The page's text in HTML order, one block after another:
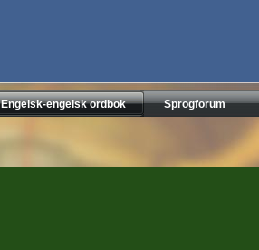
Engelsk-engelsk ordbok Sprogforum